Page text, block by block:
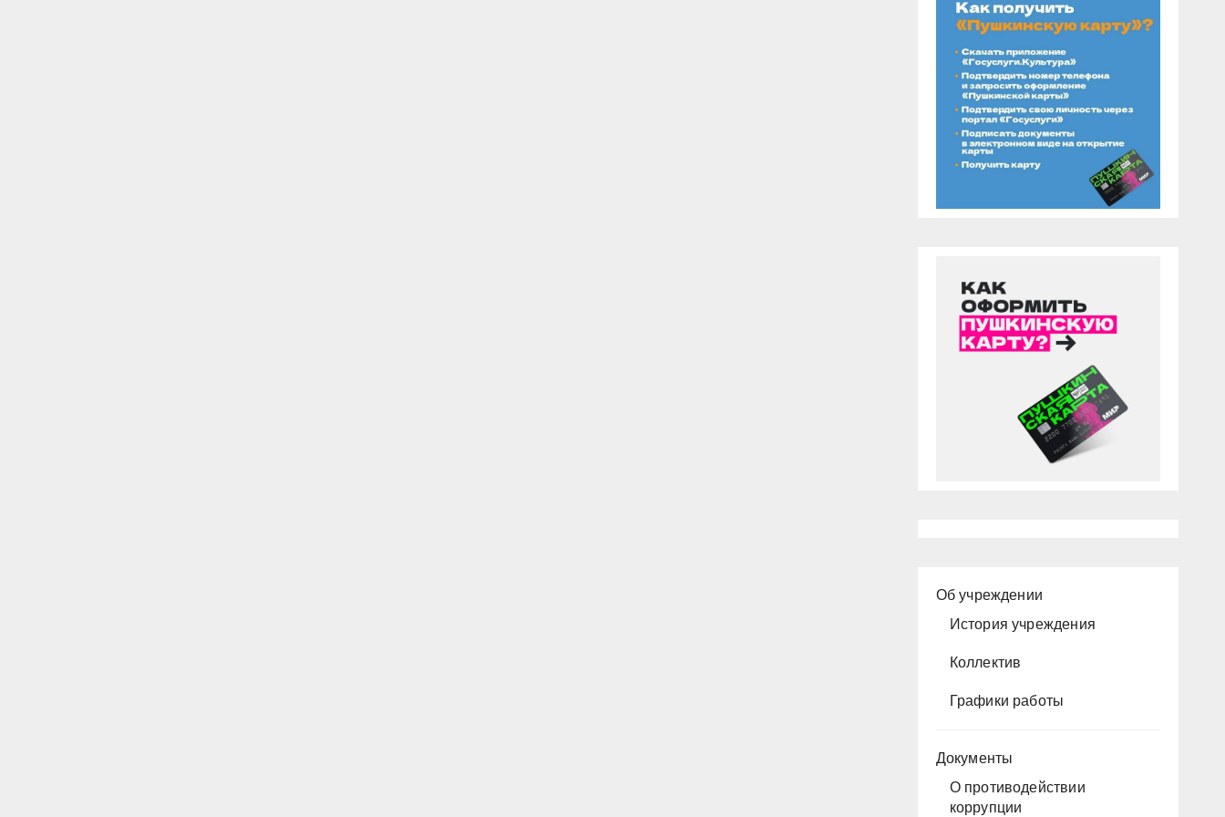
Об учреждении
История учреждения
Коллектив
Графики работы
Документы
О противодействии
коррупции